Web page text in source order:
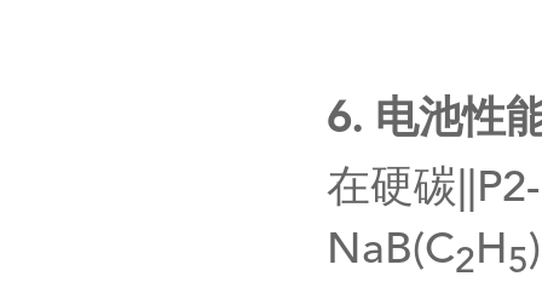
6. 电池性
在硬碳
NaB(C2H5)